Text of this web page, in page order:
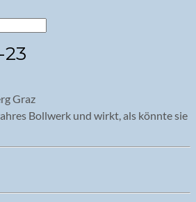
Bollwerk und wirkt, als könnte sie